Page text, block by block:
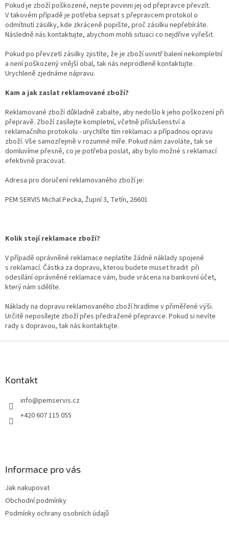
Pokud je zboží poškozené, nejste povinni jej od přepravce převzít.
V takovém případě je potřeba sepsat s přepravcem protokol o
odmítnutí zásilky, kde zkráceně popište, proč zásilku nepřebíráte.
Následně nás kontaktujte, abychom mohli situaci co nejdřive vyřešit.
Pokud po převzetí zásilky zjistíte, že je zboží uvnitř balení nekompletní
a není poškozený vnější obal, tak nás neprodleně kontaktujte.
Urychleně zjednáme nápravu.
Kam a jak zaslat reklamované zboží?
Reklamované zboží důkladně zabalte, aby nedošlo k jeho poškození při
přepravě. Zboží zasílejte kompletní, včetně příslušenství a
reklamačního protokolu - urychlíte tím reklamaci a případnou opravu
zboží. Vše samozřejmě v rozumné míře. Pokud nám zavoláte, tak se
domluvíme přesně, co je potřeba poslat, aby bylo možné s reklamací
efektivně pracovat.
Adresa pro doručení reklamovaného zboží je:
PEM SERVIS Michal Pecka, Župní 3, Tetín, 26601
Kolik stojí reklamace zboží?
V případě oprávněné reklamace neplatíte žádné náklady spojené
s reklamací. Částka za dopravu, kterou budete muset hradit při
odesílání oprávněné reklamace vám, bude vrácena na bankovní účet,
který nám sdělíte.
Náklady na dopravu reklamovaného zboží hradíme v přiměřené výši.
Určitě neposílejte zboží přes předražené přepravce. Pokud si nevíte
rady s dopravou, tak nás kontaktujte.
Kontakt
info@pemservis.cz
+420 607 115 055
Informace pro vás
Jak nakupovat
Obchodní podmínky
Podmínky ochrany osobních údajů